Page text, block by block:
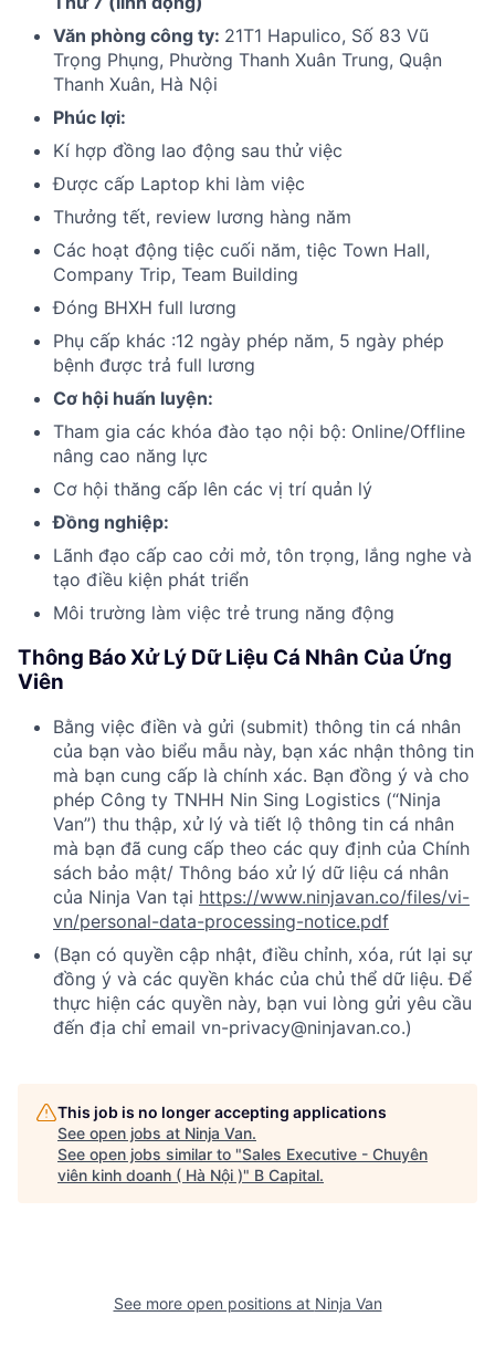
Văn phòng công ty: 21T1 Hapulico, Số 83 Vũ
Trọng Phụng, Phường Thanh Xuân Trung, Quận
Thanh Xuân, Hà Nội
Phúc lợi:
Kí hợp đồng lao động sau thử việc
Được cấp Laptop khi làm việc
Thưởng tết, review lương hàng năm
Các hoạt động tiệc cuối năm, tiệc Town Hall,
Company Trip, Team Building
Đóng BHXH full lương
Phụ cấp khác :12 ngày phép năm, 5 ngày phép
bệnh được trả full lương
Cơ hội huấn luyện:
Tham gia các khóa đào tạo nội bộ: Online/Offline
nâng cao năng lực
Cơ hội thăng cấp lên các vị trí quản lý
Đồng nghiệp:
Lãnh đạo cấp cao cởi mở, tôn trọng, lắng nghe và
tạo điều kiện phát triển
Môi trường làm việc trẻ trung năng động
Thông Báo Xử Lý Dữ Liệu Cá Nhân Của Ứng
Viên
Bằng việc điền và gửi (submit) thông tin cá nhân
của bạn vào biểu mẫu này, bạn xác nhận thông tin
mà bạn cung cấp là chính xác. Bạn đồng ý và cho
phép Công ty TNHH Nin Sing Logistics (“Ninja
Van”) thu thập, xử lý và tiết lộ thông tin cá nhân
mà bạn đã cung cấp theo các quy định của Chính
sách bảo mật/ Thông báo xử lý dữ liệu cá nhân
của Ninja Van tại https://www.ninjavan.co/files/vi-
vn/personal-data-processing-notice.pdf
(Bạn có quyền cập nhật, điều chỉnh, xóa, rút lại sự
đồng ý và các quyền khác của chủ thể dữ liệu. Để
thực hiện các quyền này, bạn vui lòng gửi yêu cầu
đến địa chỉ email vn-privacy@ninjavan.co.)
This job is no longer accepting applications
See open jobs at Ninja Van.
See open jobs similar to "Sales Executive - Chuyên
viên kinh doanh ( Hà Nội )" B Capital.
See more open positions at Ninja Van